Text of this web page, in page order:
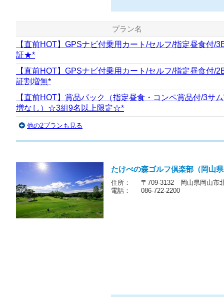
プラン名
【直前HOT】GPSナビ付乗用カート/セルフ/指定昼食付/
証★*
【直前HOT】GPSナビ付乗用カート/セルフ/指定昼食付/
証割増無*
【直前HOT】賞品パック（指定昼食・コンペ賞品付/3サ
増なし）☆3組9名以上限定☆*
他の2プランも見る
たけべの森ゴルフ倶楽部（岡山
住所：
〒709-3132 岡山県岡山市
電話：
086-722-2200